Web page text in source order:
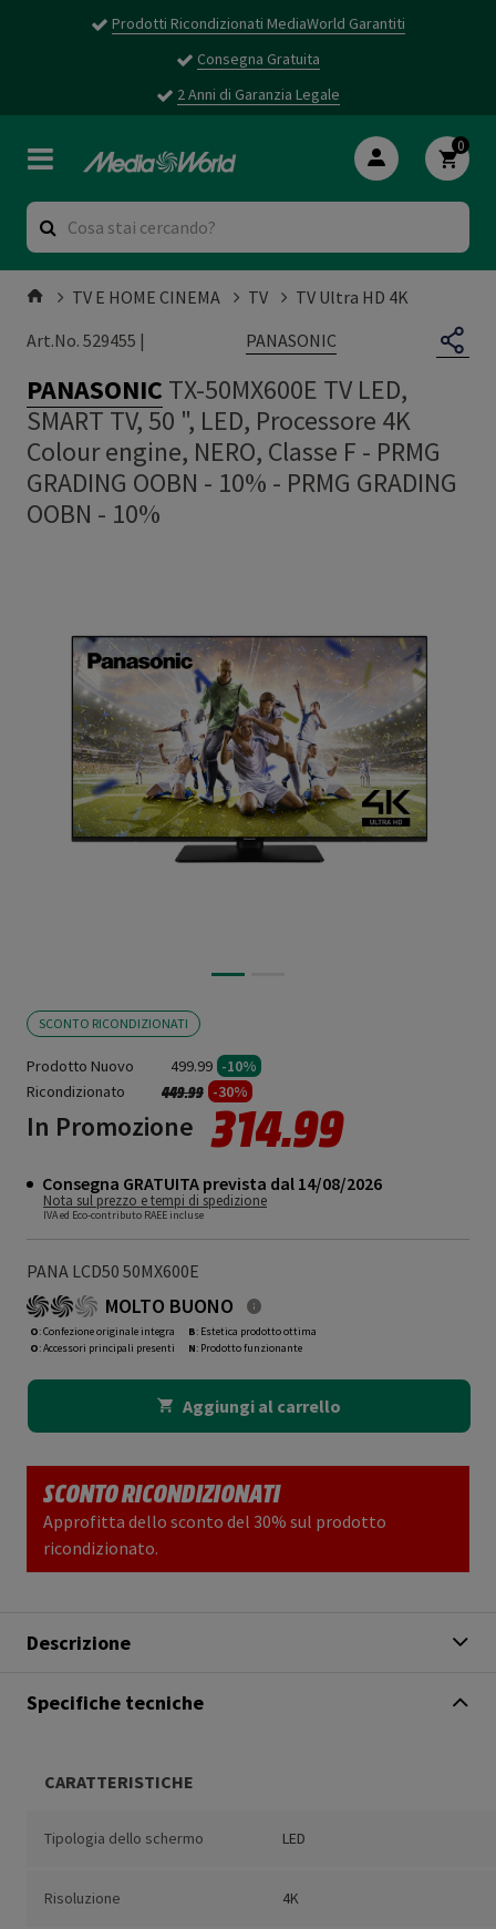
Prodotti Ricondizionati MediaWorld Garantiti
Consegna Gratuita
2 Anni di Garanzia Legale
0
TV E HOME CINEMA TV
TV Ultra HD 4K
Art.No. 529455 |
PANASONIC
PANASONIC TX-50MX600E TV LED,
SMART TV, 50 ", LED, Processore 4K
Colour engine, NERO, Classe F - PRMG
GRADING OOBN - 10% - PRMG GRADING
OOBN - 10%
SCONTO RICONDIZIONATI
Prodotto Nuovo 499.99 -10%
Ricondizionato
Prezzo ridotto da
449.99a -30%
In Promozione 314.99
Consegna GRATUITA prevista dal 14/08/2026
Nota sul prezzo e tempi di spedizione
IVA ed Eco-contributo RAEE incluse
PANA LCD50 50MX600E
MOLTO BUONO
O: Confezione originale integra
O: Accessori principali presenti
B: Estetica prodotto ottima
N: Prodotto funzionante
Aggiungi al carrello
SCONTO RICONDIZIONATI
Approfitta dello sconto del 30% sul prodotto
ricondizionato.
Descrizione
Specifiche tecniche
CARATTERISTICHE
Tipologia dello schermo LED
Risoluzione 4K